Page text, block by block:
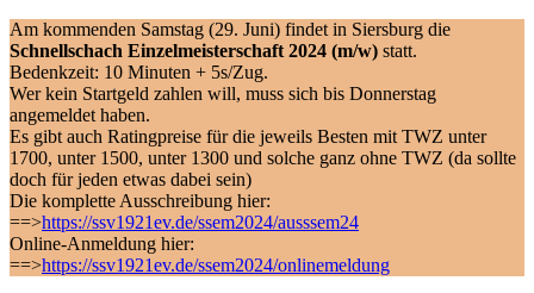
Am kommenden Samstag (29. Juni) findet in Siersburg die
Schnellschach Einzelmeisterschaft 2024 (m/w) statt.
Bedenkzeit: 10 Minuten + 5s/Zug.
Wer kein Startgeld zahlen will, muss sich bis Donnerstag
angemeldet haben.
Es gibt auch Ratingpreise für die jeweils Besten mit TWZ unter
1700, unter 1500, unter 1300 und solche ganz ohne TWZ (da sollte
doch für jeden etwas dabei sein)
Die komplette Ausschreibung hier:
==>https://ssv1921ev.de/ssem2024/ausssem24
Online-Anmeldung hier:
==>https://ssv1921ev.de/ssem2024/onlinemeldung